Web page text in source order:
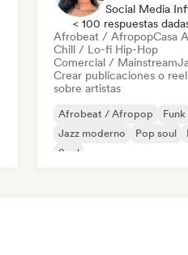
Social Media
< 100 respuestas
Afrobeat / AfropopCasa
Chill / Lo-fi Hip-Hop
Comercial / Mainstream
Crear publicaciones o
sobre artistas
Afrobeat / Afropop Funk
Jazz moderno
Pop soul
Soul